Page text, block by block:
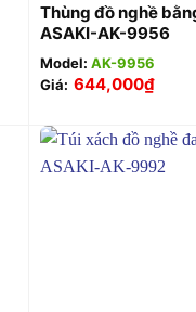
Thùng đồ nghề
ASAKI-AK-9956
Model: AK-9956
Giá: 644,000₫